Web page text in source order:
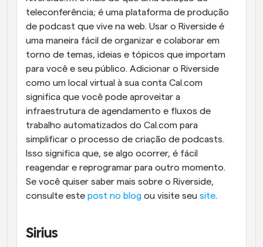
teleconferência; é uma plataforma de produção
de podcast que vive na web. Usar o Riverside é
uma maneira fácil de organizar e colaborar em
torno de temas, ideias e tópicos que importam
para você e seu público. Adicionar o Riverside
como um local virtual à sua conta Cal.com
significa que você pode aproveitar a
infraestrutura de agendamento e fluxos de
trabalho automatizados do Cal.com para
simplificar o processo de criação de podcasts.
Isso significa que, se algo ocorrer, é fácil
reagendar e reprogramar para outro momento.
Se você quiser saber mais sobre o Riverside,
consulte este post no blog ou visite seu site.
Sirius